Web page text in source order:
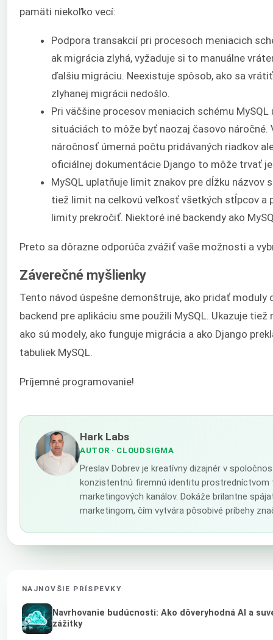
pamäti niekoľko vecí:
Podpora transakcií pri procesoch meniacich
ak migrácia zlyhá, vyžaduje si to manuálne
ďalšiu migráciu. Neexistuje spôsob, ako sa
zlyhanej migrácii nedošlo.
Pri väčšine procesov meniacich schému
situáciách to môže byť naozaj časovo náročné.
náročnosť úmerná počtu pridávaných riadkov
oficiálnej dokumentácie Django to môže trvať
MySQL uplatňuje limit znakov pre dĺžku názvov
tiež limit na celkovú veľkosť všetkých stĺpcov a
limity prekročiť. Niektoré iné backendy ako
Preto sa dôrazne odporúča zvážiť vaše možnosti a
Záverečné myšlienky
Tento návod úspešne demonštruje, ako pridať moduly
backend pre aplikáciu sme použili MySQL. Ukazuje
ako sú modely, ako funguje migrácia a ako Django
tabuliek MySQL.
Príjemné programovanie!
Hark Labs
AUTOR · CLOUDSIGMA
Preslav Dobrev je kreatívny dizajnér v
konzistentnú firemnú identitu prostredníctvom
marketingových kanálov. Dokáže brilantne
marketingom, čím vytvára pôsobivé príbehy
NAJNOVŠIE PRÍSPEVKY
Navrhovanie budúcnosti: Ako dôveryhodná AI a
zážitky